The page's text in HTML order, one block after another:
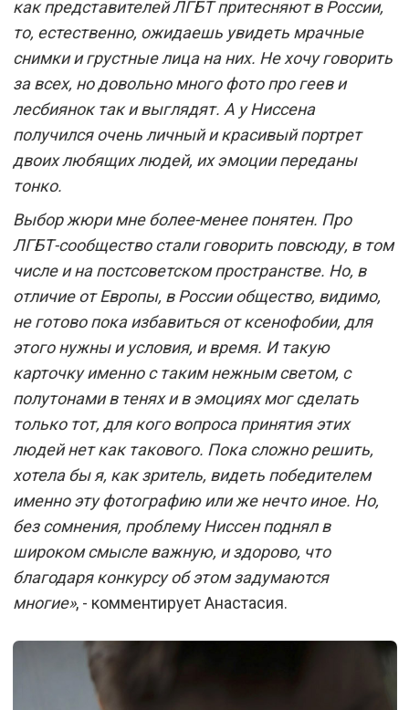
как представителей ЛГБТ притесняют в России,
то, естественно, ожидаешь увидеть мрачные
снимки и грустные лица на них. Не хочу говорить
за всех, но довольно много фото про геев и
лесбиянок так и выглядят. А у Ниссена
получился очень личный и красивый портрет
двоих любящих людей, их эмоции переданы
тонко.
Выбор жюри мне более-менее понятен. Про
ЛГБТ-сообщество стали говорить повсюду, в том
числе и на постсоветском пространстве. Но, в
отличие от Европы, в России общество, видимо,
не готово пока избавиться от ксенофобии, для
этого нужны и условия, и время. И такую
карточку именно с таким нежным светом, с
полутонами в тенях и в эмоциях мог сделать
только тот, для кого вопроса принятия этих
людей нет как такового. Пока сложно решить,
хотела бы я, как зритель, видеть победителем
именно эту фотографию или же нечто иное. Но,
без сомнения, проблему Ниссен поднял в
широком смысле важную, и здорово, что
благодаря конкурсу об этом задумаются
многие», - комментирует Анастасия.